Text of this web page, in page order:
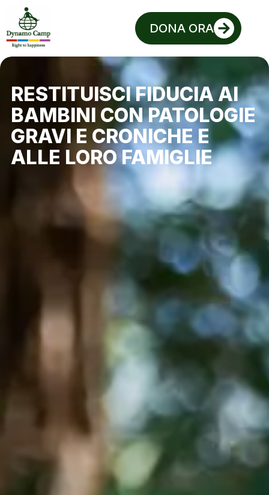
DONA ORA
RESTITUISCI FIDUCIA AI
BAMBINI CON PATOLOGIE
GRAVI E CRONICHE E
ALLE LORO FAMIGLIE